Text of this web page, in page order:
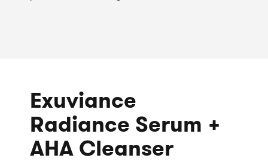
Exuviance
Radiance Serum +
AHA Cleanser